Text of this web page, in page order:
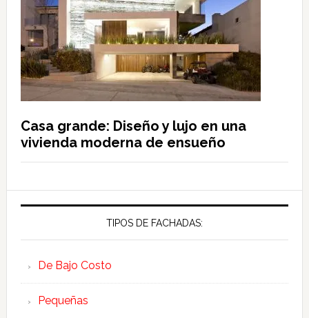
Casa grande: Diseño y lujo en una
vivienda moderna de ensueño
TIPOS DE FACHADAS:
De Bajo Costo
Pequeñas